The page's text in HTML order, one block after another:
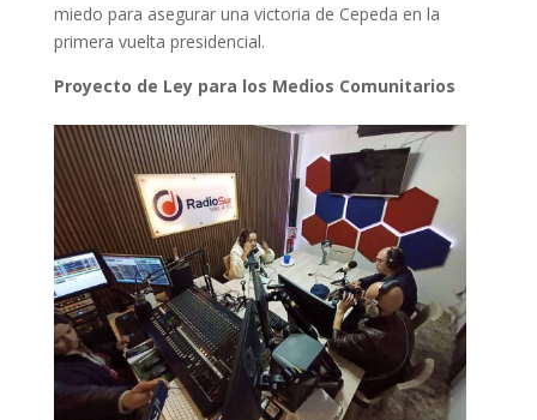
miedo para asegurar una victoria de Cepeda en la
primera vuelta presidencial.
Proyecto de Ley para los Medios Comunitarios